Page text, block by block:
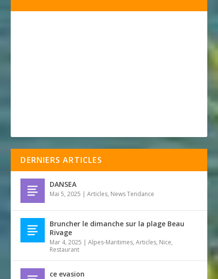
DERNIERS ARTICLES
DANSEA
Mai 5, 2025 |Articles, News Tendance
Bruncher le dimanche sur la plage Beau
Rivage
Mar 4, 2025 |Alpes-Maritimes,Articles, Nice,
Restaurant
ce evasion